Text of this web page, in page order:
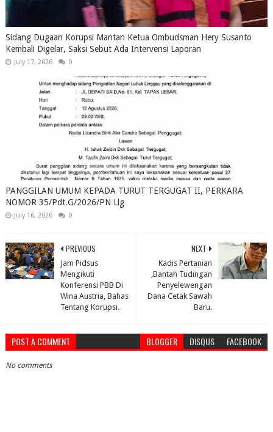
Sidang Dugaan Korupsi Mantan Ketua Ombudsman Hery Susanto
Kembali Digelar, Saksi Sebut Ada Intervensi Laporan
July 17, 2026 0
PANGGILAN UMUM KEPADA TURUT TERGUGAT II, PERKARA
NOMOR 35/Pdt.G/2026/PN Llg
July 16, 2026 0
NEXT
Kadis Pertanian
,Bantah Tudingan
Penyelewengan
Dana Cetak Sawah
Baru.
PREVIOUS
Jam Pidsus
Mengikuti
Konferensi PBB Di
Wina Austria, Bahas
Tentang Korupsi.
POST A COMMENT BLOGGER DISQUS FACEBOOK
No comments